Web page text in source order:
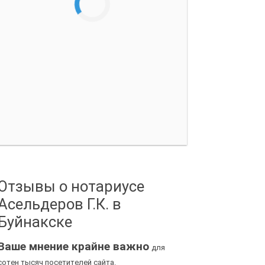
о нотариусе
Г.К. в
мнение крайне важно для
тысяч посетителей сайта.